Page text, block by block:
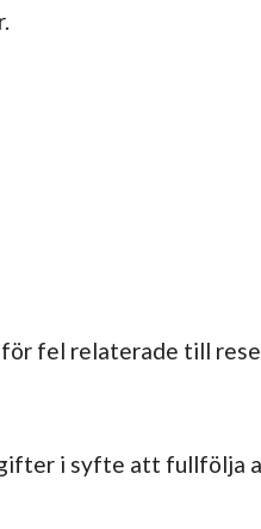
fel relaterade till
i syfte att fullfölja